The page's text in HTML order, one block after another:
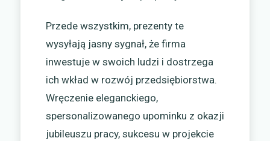
Przede wszystkim, prezenty te
wysyłają jasny sygnał, że firma
inwestuje w swoich ludzi i dostrzega
ich wkład w rozwój przedsiębiorstwa.
Wręczenie eleganckiego,
spersonalizowanego upominku z okazji
jubileuszu pracy, sukcesu w projekcie